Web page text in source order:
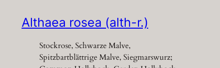
Althaea rosea (alth-r.)
Stockrose, Schwarze Malve,
Spitzbartblättrige Malve, Siegmarswurz;